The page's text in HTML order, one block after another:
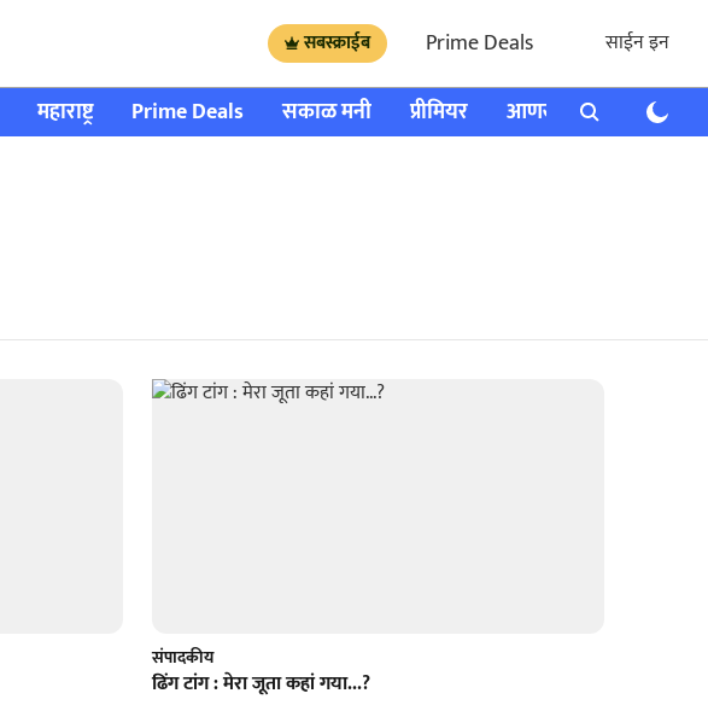
सबस्क्राईब Prime Deals साईन इन
महाराष्ट्र Prime Deals सकाळ मनी प्रीमियर आणखी राशी भविष्य
संपादकीय
ढिंग टांग : मेरा जूता कहां गया...?